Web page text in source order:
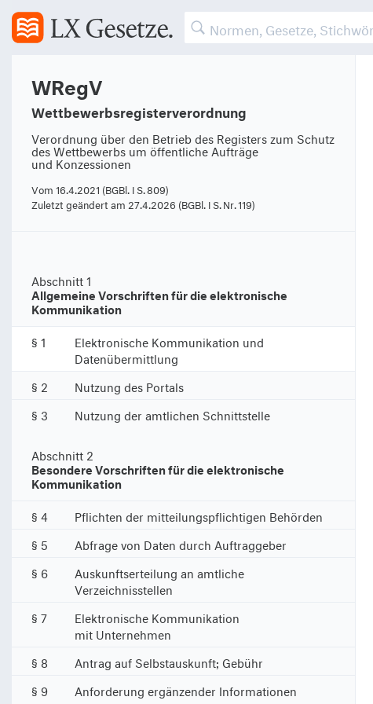
WRegV
Wettbewerbsregisterverordnung
Verordnung über den Betrieb des Registers zum Schutz
des Wettbewerbs um öffentliche Aufträge
und Konzessionen
Vom 16.4.2021 (BGBl. I S. 809)
Zuletzt geändert am 27.4.2026 (BGBl. I S. Nr. 119)
Abschnitt 1
Allgemeine Vorschriften für die elektronische
Kommunikation
§ 1
Elektronische Kommunikation und
Datenübermittlung
§ 2
Nutzung des Portals
§ 3
Nutzung der amtlichen Schnittstelle
Abschnitt 2
Besondere Vorschriften für die elektronische
Kommunikation
§ 4
Pflichten der mitteilungspflichtigen Behörden
§ 5
Abfrage von Daten durch Auftraggeber
§ 6
Auskunftserteilung an amtliche
Verzeichnisstellen
§ 7
Elektronische Kommunikation
mit Unternehmen
§ 8
Antrag auf Selbstauskunft; Gebühr
§ 9
Anforderung ergänzender Informationen